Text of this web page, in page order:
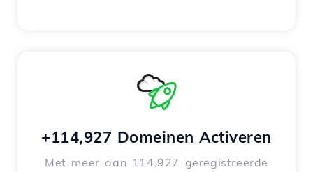
+114,927 Domeinen Activeren
Met meer dan 114,927 geregistreerde